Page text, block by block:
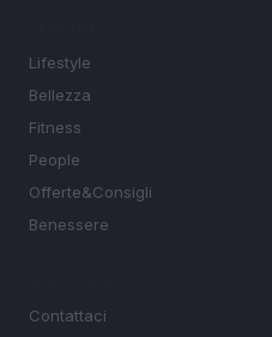
Lifestyle
Bellezza
Fitness
People
Offerte&Consigli
Benessere
Contattaci